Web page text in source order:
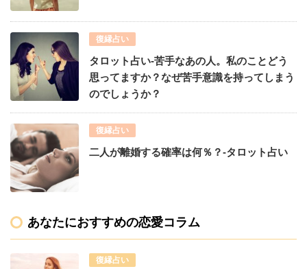
復縁占い
タロット占い-苦手なあの人。私のことどう
思ってますか？なぜ苦手意識を持ってしまう
のでしょうか？
復縁占い
二人が離婚する確率は何％？-タロット占い
あなたにおすすめの恋愛コラム
復縁占い